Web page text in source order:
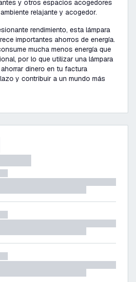
y otros espacios acogedores
relajante y acogedor.
rendimiento, esta lámpara
importantes ahorros de energía.
mucha menos energía que
por lo que utilizar una lámpara
dinero en tu factura
y contribuir a un mundo más